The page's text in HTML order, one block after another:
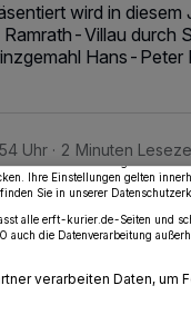
wird in diesem
Villau durch
Hans-Peter
Uhr 2 Minuten
speichern und greifen auf
eindeutige Kennungen auf Ihrem
Einstellungen zu ändern oder
den Link Einstellungen oder
Ihre Einstellungen gelten
Sie in unserer
alle erft-kurier.de-Seiten und
auch die Datenverarbeitung
verarbeiten Daten, um